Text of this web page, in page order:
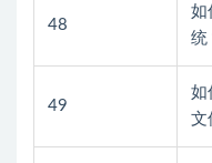
48
如
统
49
如
文